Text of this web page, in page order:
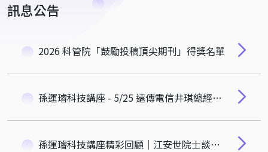
訊息公告
2026 科管院「鼓勵投稿頂尖期刊」得獎名單
孫運璿科技講座 - 5/25 遠傳電信井琪總經理：如何以新科技如何驅動企業永續與治理
孫運璿科技講座精彩回顧｜江安世院士談「AI連結體-解碼腦網路，點燃精準醫療的大數據」